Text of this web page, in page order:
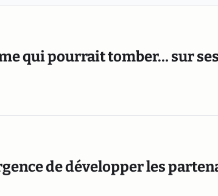
qui pourrait tomber… sur
de développer les